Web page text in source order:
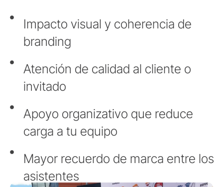
Impacto visual y coherencia de
branding
Atención de calidad al cliente o
invitado
Apoyo organizativo que reduce
carga a tu equipo
Mayor recuerdo de marca entre los
asistentes